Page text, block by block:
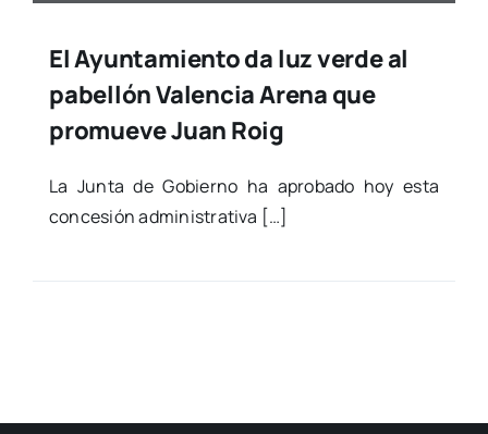
El Ayuntamiento da luz verde al
pabellón Valencia Arena que
promueve Juan Roig
La Jun­ta de Gobierno ha apro­ba­do hoy esta
con­ce­sión admi­nis­tra­ti­va […]